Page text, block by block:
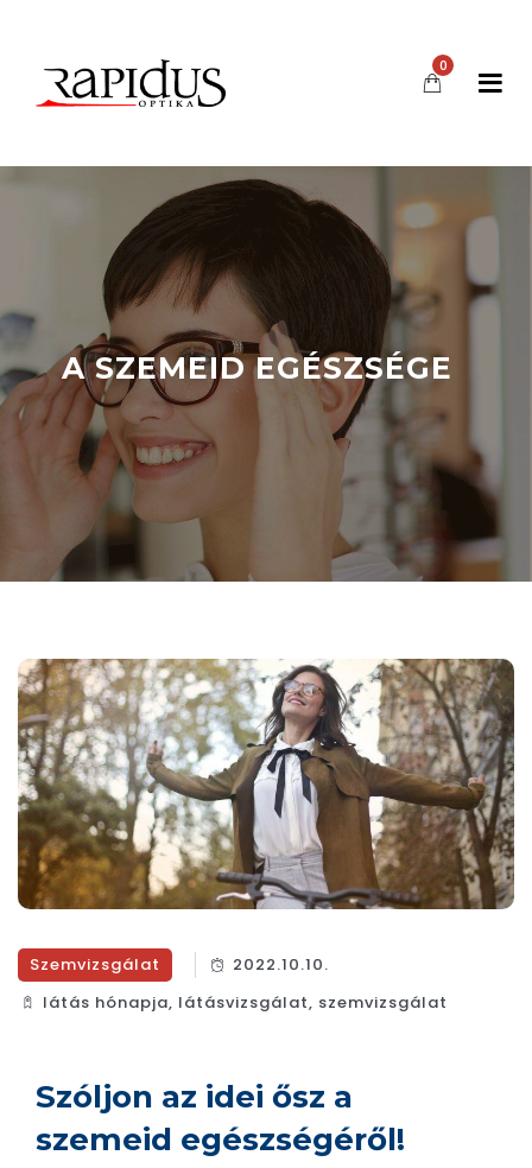
0
A SZEMEID EGÉSZSÉGE
Szemvizsgálat
2022.10.10.
látás hónapja, látásvizsgálat, szemvizsgálat
Szóljon az idei ősz a
szemeid egészségéről!